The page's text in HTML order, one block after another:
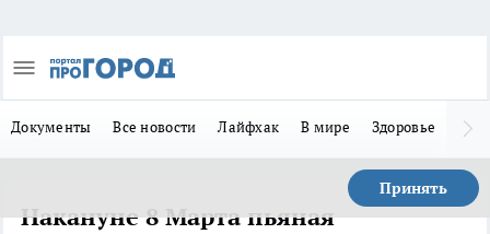
Документы Все новости Лайфхак В мире Здоровье
Принять
Накануне 8 Марта пьяная